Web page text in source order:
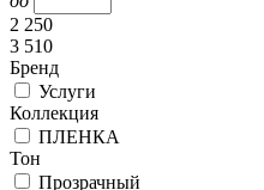
2 250
3 510
Бренд
Услуги
Коллекция
ПЛЕНКА
Тон
Прозрачный